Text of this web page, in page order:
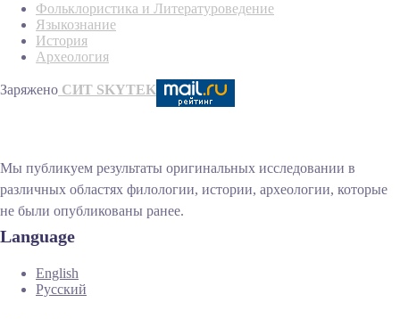
Фольклористика и Литературоведение
Языкознание
История
Археология
Заряжено СИТ SKYTEK
Мы публикуем результаты оригинальных исследовании в
различных областях филологии, истории, археологии, которые
не были опубликованы ранее.
Language
English
Русский